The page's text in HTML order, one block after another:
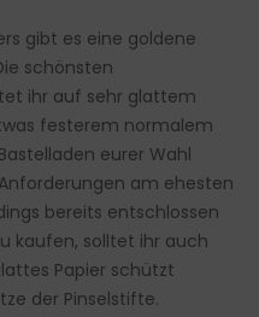
gibt es eine goldene
schönsten
ihr auf sehr glattem
festerem normalem
eurer Wahl
am ehesten
bereits entschlossen
kaufen, solltet ihr auch
Papier schützt
der Pinselstifte.